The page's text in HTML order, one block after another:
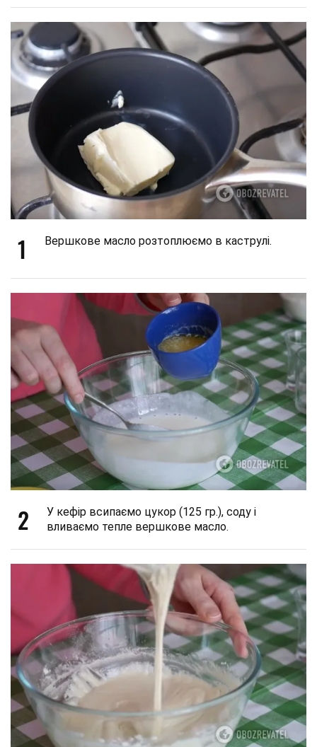
1 Вершкове масло розтоплюємо в каструлі.
2
У кефір всипаємо цукор (125 гр.), соду і
вливаємо тепле вершкове масло.